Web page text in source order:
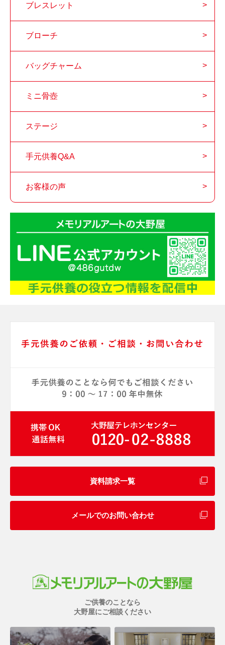
ブレスレット
ブローチ
バッグチャーム
ミニ骨壺
ステージ
手元供養Q&A
お客様の声
資料請求一覧
メールでのお問い合わせ
ご供養のことなら
大野屋にご相談ください